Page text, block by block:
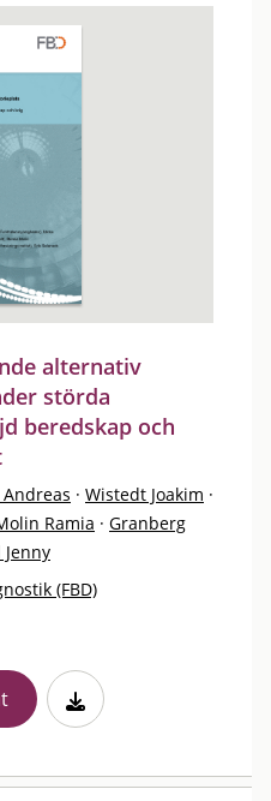
alternativ
störda
beredskap och
Andreas · Wistedt Joakim ·
Ramia · Granberg
Jenny
(FBD)